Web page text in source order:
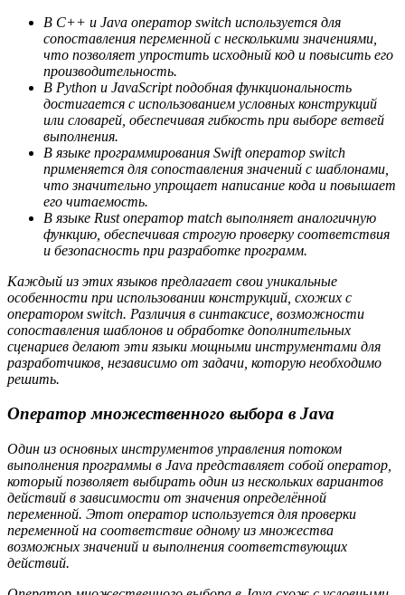
В C++ и Java оператор switch используется для
сопоставления переменной с несколькими значениями,
что позволяет упростить исходный код и повысить его
производительность.
В Python и JavaScript подобная функциональность
достигается с использованием условных конструкций
или словарей, обеспечивая гибкость при выборе ветвей
выполнения.
В языке программирования Swift оператор switch
применяется для сопоставления значений с шаблонами,
что значительно упрощает написание кода и повышает
его читаемость.
В языке Rust оператор match выполняет аналогичную
функцию, обеспечивая строгую проверку соответствия
и безопасность при разработке программ.
Каждый из этих языков предлагает свои уникальные
особенности при использовании конструкций, схожих с
оператором switch. Различия в синтаксисе, возможности
сопоставления шаблонов и обработке дополнительных
сценариев делают эти языки мощными инструментами для
разработчиков, независимо от задачи, которую необходимо
решить.
Оператор множественного выбора в Java
Один из основных инструментов управления потоком
выполнения программы в Java представляет собой оператор,
который позволяет выбирать один из нескольких вариантов
действий в зависимости от значения определённой
переменной. Этот оператор используется для проверки
переменной на соответствие одному из множества
возможных значений и выполнения соответствующих
действий.